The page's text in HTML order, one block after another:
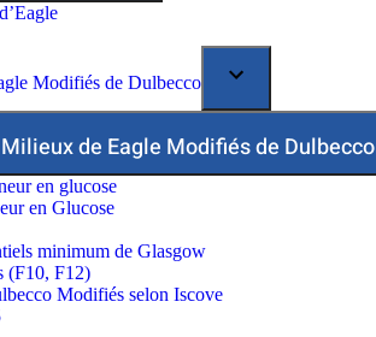
Modifiés de Dulbecco
de Eagle Modifiés de Dulbecco
en glucose
en Glucose
minimum de Glasgow
(F10, F12)
Modifiés selon Iscove